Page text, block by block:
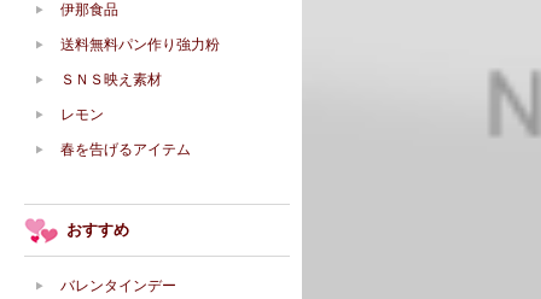
伊那食品
送料無料パン作り強力粉
ＳＮＳ映え素材
レモン
春を告げるアイテム
おすすめ
バレンタインデー